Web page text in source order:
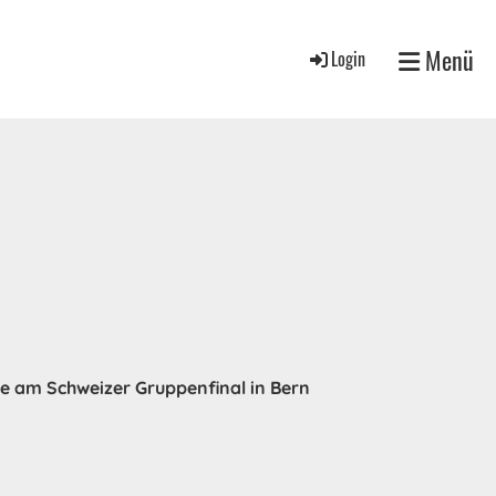
Login Menü
am Schweizer Gruppenfinal in Bern